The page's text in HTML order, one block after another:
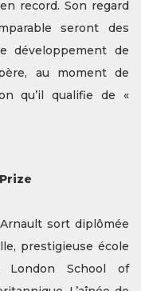
record. Son regard
seront des
développement de
au moment de
qu’il qualifie de «
sort diplômée
prestigieuse école
School of